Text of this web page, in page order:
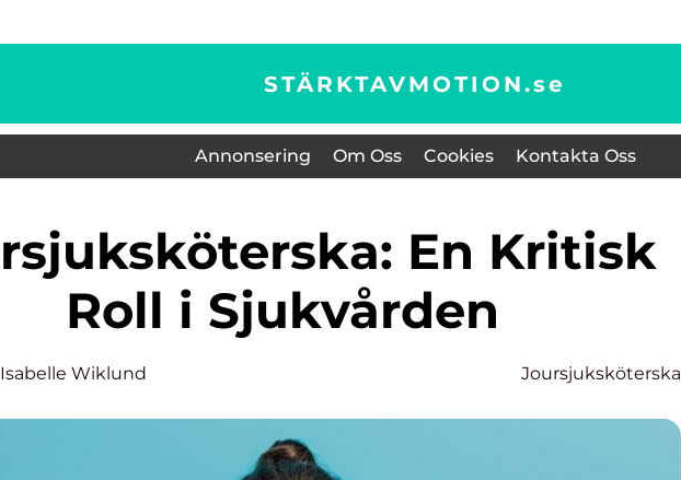
STÄRKTAVMOTION.se
Annonsering Om Oss Cookies Kontakta Oss
Roll i Sjukvården
Isabelle Wiklund Joursjuksköterska